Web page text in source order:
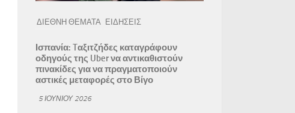
ΔΙΕΘΝΗ ΘΕΜΑΤΑ ΕΙΔΗΣΕΙΣ
Ισπανία: Tαξιτζήδες καταγράφουν
οδηγούς της Uber να αντικαθιστούν
πινακίδες για να πραγματοποιούν
αστικές μεταφορές στο Βίγο
5 ΙΟΥΝΊΟΥ 2026